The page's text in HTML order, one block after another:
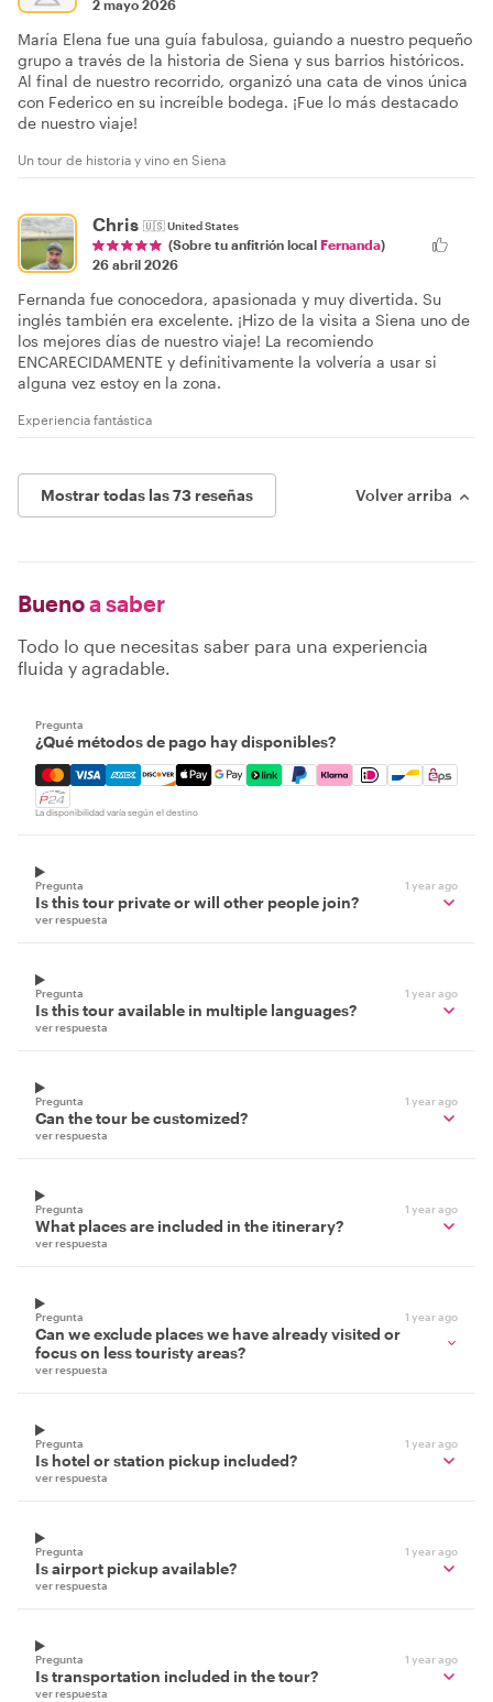
2 mayo 2026
María Elena fue una guía fabulosa, guiando a nuestro pequeño
grupo a través de la historia de Siena y sus barrios históricos.
Al final de nuestro recorrido, organizó una cata de vinos única
con Federico en su increíble bodega. ¡Fue lo más destacado
de nuestro viaje!
Un tour de historia y vino en Siena
Chris 🇺🇸United States
(Sobre tu anfitrión local Fernanda)
26 abril 2026
Fernanda fue conocedora, apasionada y muy divertida. Su
inglés también era excelente. ¡Hizo de la visita a Siena uno de
los mejores días de nuestro viaje! La recomiendo
ENCARECIDAMENTE y definitivamente la volvería a usar si
alguna vez estoy en la zona.
Experiencia fantástica
Mostrar todas las 73 reseñas Volver arriba
Buenoa saber
Todo lo que necesitas saber para una experiencia
fluida y agradable.
Pregunta
¿Qué métodos de pago hay disponibles?
Mastercard, Visa, Amex, Discover, Apple Pay, Google
La disponibilidad varía según el destino
Pregunta 1 year ago
Is this tour private or will other people join?
ver respuesta
Pregunta 1 year ago
Is this tour available in multiple languages?
ver respuesta
Pregunta 1 year ago
Can the tour be customized?
ver respuesta
Pregunta 1 year ago
What places are included in the itinerary?
ver respuesta
Pregunta 1 year ago
Can we exclude places we have already visited or
focus on less touristy areas?
ver respuesta
Pregunta 1 year ago
Is hotel or station pickup included?
ver respuesta
Pregunta 1 year ago
Is airport pickup available?
ver respuesta
Pregunta 1 year ago
Is transportation included in the tour?
ver respuesta